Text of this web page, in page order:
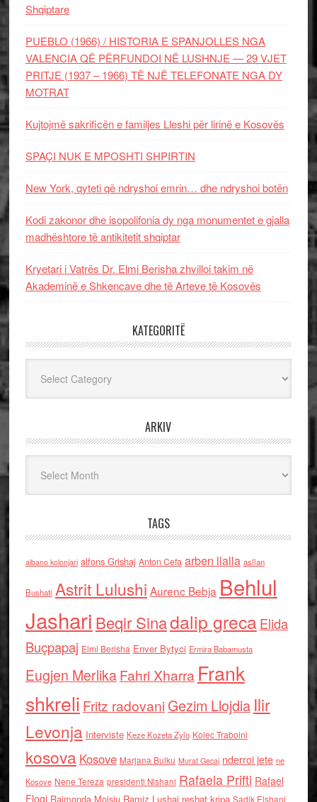
Shqiptare
PUEBLO (1966) / HISTORIA E SPANJOLLES NGA
VALENCIA QË PËRFUNDOI NË LUSHNJE — 29 VJET
PRITJE (1937 – 1966) TË NJË TELEFONATE NGA DY
MOTRAT
Kujtojmë sakrificën e familjes Lleshi për lirinë e Kosovës
SPAÇI NUK E MPOSHTI SHPIRTIN
New York, qyteti që ndryshoi emrin… dhe ndryshoi botën
Kodi zakonor dhe isopolifonia dy nga monumentet e gjalla
madhështore të antikitetit shqiptar
Kryetari i Vatrës Dr. Elmi Berisha zhvilloi takim në
Akademinë e Shkencave dhe të Arteve të Kosovës
KATEGORITË
ARKIV
TAGS
albano kolonjari alfons Grishaj Anton Cefa arben llalla asllan
Bushati Astrit Lulushi Aurenc Bebja Behlul
Jashari Beqir Sinadalip grecaElida
Buçpapaj Elmi Berisha Enver Bytyci Ermira Babamusta
Eugjen MerlikaFahri Xharra Frank
shkreli Fritz radovaniGezim Llojdia Ilir
Levonja Interviste Keze Kozeta Zylo Kolec Traboini
kosova Kosove Marjana Bulku Murat Gecaj nderroi jete ne
Kosove Nene Tereza presidenti Nishani Rafaela Prifti Rafael
Floqi Raimonda Moisiu Ramiz Lushaj reshat kripa Sadik Elshani